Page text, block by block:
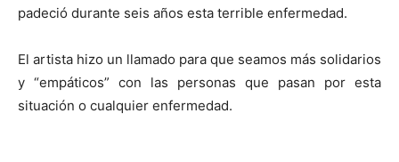
padeció durante seis años esta terrible enfermedad.
El artista hizo un llamado para que seamos más solidarios
y “empáticos” con las personas que pasan por esta
situación o cualquier enfermedad.